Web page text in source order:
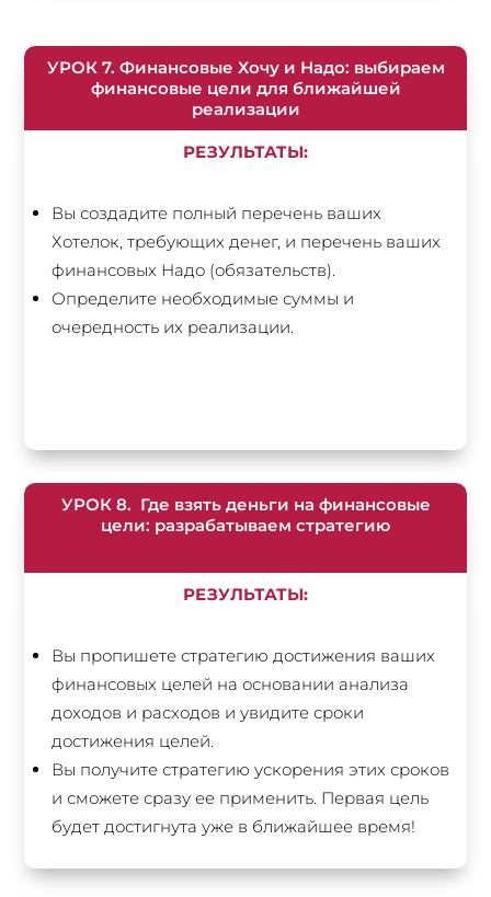
УРОК 7. Финансовые Хочу и Надо: выбираем
финансовые цели для ближайшей
реализации
РЕЗУЛЬТАТЫ:
Вы создадите полный перечень ваших
Хотелок, требующих денег, и перечень ваших
финансовых Надо (обязательств).
Определите необходимые суммы и
очередность их реализации.
УРОК 8. Где взять деньги на финансовые
цели: разрабатываем стратегию
РЕЗУЛЬТАТЫ:
Вы пропишете стратегию достижения ваших
финансовых целей на основании анализа
доходов и расходов и увидите сроки
достижения целей.
Вы получите стратегию ускорения этих сроков
и сможете сразу ее применить. Первая цель
будет достигнута уже в ближайшее время!